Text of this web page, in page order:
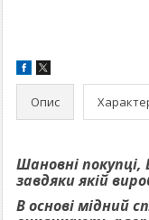
Опис
Шановні покупці,
завдяки якій
В основі мідний